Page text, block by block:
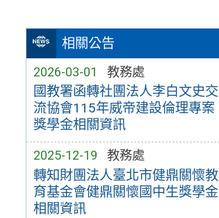
相關公告
2026-03-01 教務處
國教署函轉社團法人李白文史交
流協會115年威帝建設倫理專案
獎學金相關資訊
2025-12-19 教務處
轉知財團法人臺北市健鼎關懷教
育基金會健鼎關懷國中生獎學金
相關資訊